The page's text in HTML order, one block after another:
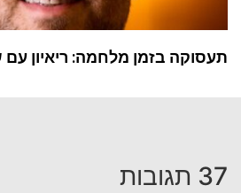
תעסוקה בזמן מלחמה: ריאיון עם
37 תגובות